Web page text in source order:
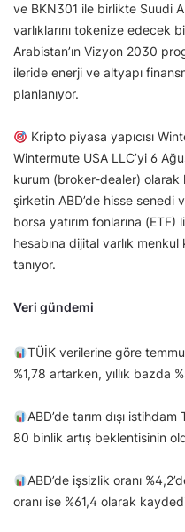
ve BKN301 ile birlikte Suudi
varlıklarını tokenize edecek
Arabistan’ın Vizyon 2030
ileride enerji ve altyapı
planlanıyor.
Kripto piyasa yapıcısı
Wintermute USA LLC’yi 6
kurum (broker-dealer)
şirketin ABD’de hisse senedi
borsa yatırım fonlarına
hesabına dijital varlık
tanıyor.
Veri gündemi
TÜİK verilerine göre
%1,78 artarken, yıllık bazda
ABD’de tarım dışı
80 binlik artış beklentisinin
ABD’de işsizlik oranı
oranı ise %61,4 olarak